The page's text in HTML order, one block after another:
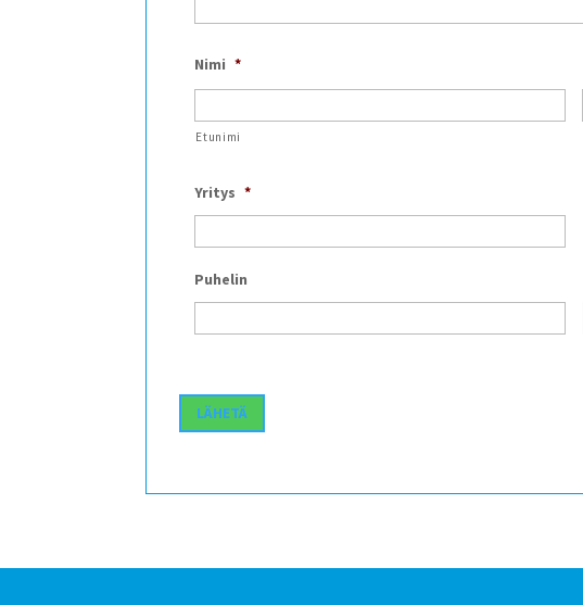
Nimi *
Etunimi
Yritys *
Puhelin